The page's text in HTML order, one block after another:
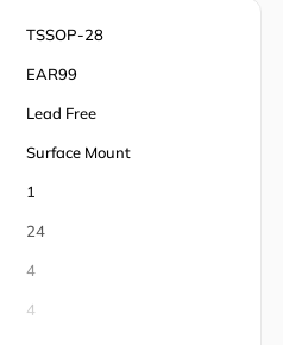
TSSOP-28
EAR99
Lead Free
Surface Mount
1
24
4
4